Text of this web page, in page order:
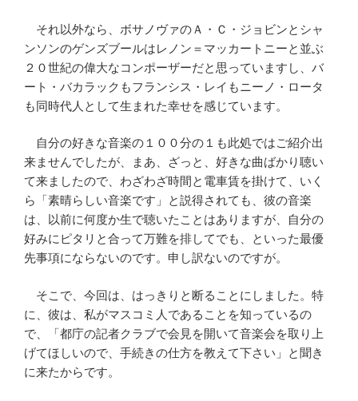
それ以外なら、ボサノヴァのＡ・Ｃ・ジョビンとシャ
ンソンのゲンズブールはレノン＝マッカートニーと並ぶ
２０世紀の偉大なコンポーザーだと思っていますし、バ
ート・バカラックもフランシス・レイもニーノ・ロータ
も同時代人として生まれた幸せを感じています。
自分の好きな音楽の１００分の１も此処ではご紹介出
来ませんでしたが、まあ、ざっと、好きな曲ばかり聴い
て来ましたので、わざわざ時間と電車賃を掛けて、いく
ら「素晴らしい音楽です」と説得されても、彼の音楽
は、以前に何度か生で聴いたことはありますが、自分の
好みにピタリと合って万難を排してでも、といった最優
先事項にならないのです。申し訳ないのですが。
そこで、今回は、はっきりと断ることにしました。特
に、彼は、私がマスコミ人であることを知っているの
で、「都庁の記者クラブで会見を開いて音楽会を取り上
げてほしいので、手続きの仕方を教えて下さい」と聞き
に来たからです。